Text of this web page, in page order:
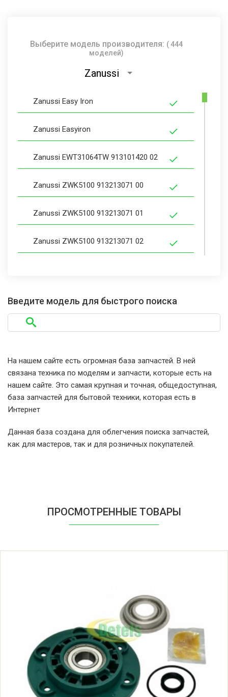
Выберите модель производителя: ( 444
моделей)
Zanussi
Zanussi Easy Iron
Zanussi Easyiron
Zanussi EWT31064TW 913101420 02
Zanussi ZWK5100 913213071 00
Zanussi ZWK5100 913213071 01
Zanussi ZWK5100 913213071 02
Zanussi ZWP580 913101231 00
Zanussi ZWP580 913101231 01
Zanussi ZWP580 913101231 03
Zanussi ZWP580 913101231 04
Zanussi ZWP580 913101231 05
Zanussi ZWP580 913212441 01
Zanussi ZWP580 913212441 03
Zanussi ZWP580 913212441 04
Zanussi ZWP580 913212441 05
Zanussi ZWP580 913213091 00
Введите модель для быстрого поиска
На нашем сайте есть огромная база запчастей. В ней
связана техника по моделям и запчасти, которые есть на
нашем сайте. Это самая крупная и точная, общедоступная,
база запчастей для бытовой техники, которая есть в
Интернет
Данная база создана для облегчения поиска запчастей,
как для мастеров, так и для розничных покупателей.
ПРОСМОТРЕННЫЕ ТОВАРЫ